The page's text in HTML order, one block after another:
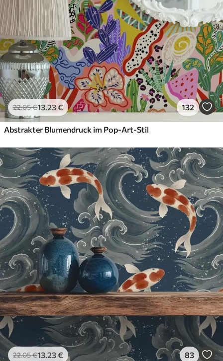
22.05€13.23€ 132
Abstrakter Blumendruck im Pop-Art-Stil
22.05€13.23€ 83